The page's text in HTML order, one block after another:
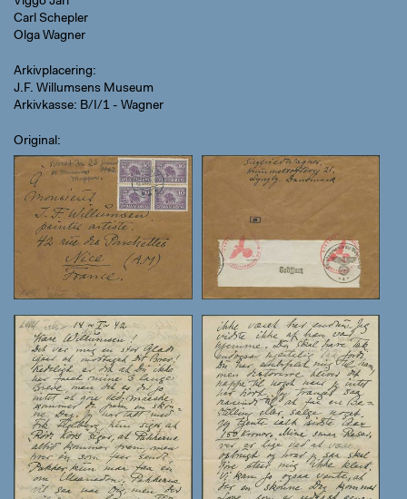
Carl Schepler
Olga Wagner
Arkivplacering
J.F. Willumsens Museum
Arkivkasse: B/I/1 - Wagner
Original